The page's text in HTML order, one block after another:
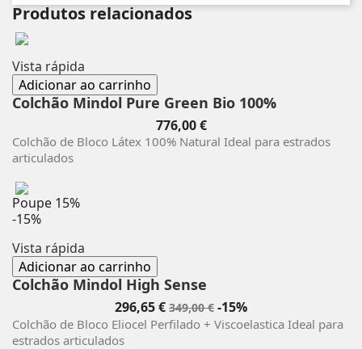
Produtos relacionados
Vista rápida
Adicionar ao carrinho
Colchão Mindol Pure Green Bio 100%
776,00 €Preço
Colchão de Bloco Látex 100% Natural Ideal para estrados
articulados
Poupe 15%
-15%
Vista rápida
Adicionar ao carrinho
Colchão Mindol High Sense
296,65 €Preço
normal
349,00 € -15%Preço
Colchão de Bloco Eliocel Perfilado + Viscoelastica Ideal para
estrados articulados